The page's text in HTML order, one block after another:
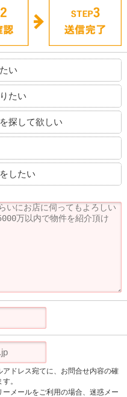
い
たい
探して欲しい
したい
ドレス宛てに、お問合せ内容の確
。
メールをご利用の場合、迷惑メー